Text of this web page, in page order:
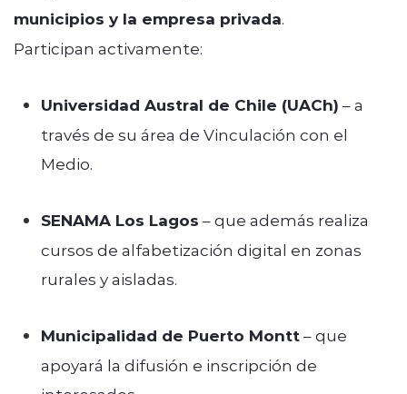
municipios y la empresa privada.
Participan activamente:
Universidad Austral de Chile (UACh) – a
través de su área de Vinculación con el
Medio.
SENAMA Los Lagos – que además realiza
cursos de alfabetización digital en zonas
rurales y aisladas.
Municipalidad de Puerto Montt– que
apoyará la difusión e inscripción de